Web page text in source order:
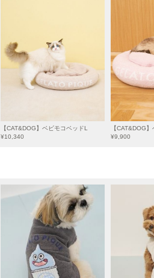
【CAT&DOG】ベビモコベッドL
¥10,340
【CAT&DOG
¥9,900